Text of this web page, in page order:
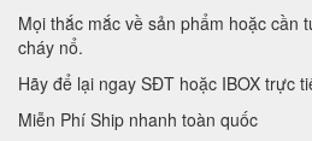
Mọi thắc mắc về sản phẩm hoặc cần
cháy nổ.
Hãy để lại ngay SĐT hoặc IBOX trực
Miễn Phí Ship nhanh toàn quốc